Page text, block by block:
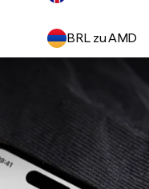
BRL zu AMD